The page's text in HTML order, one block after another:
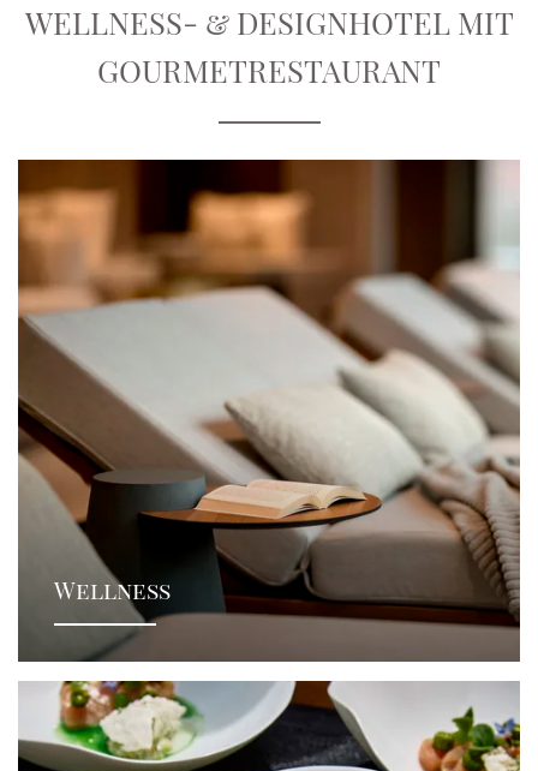
WELLNESS- & DESIGNHOTEL MIT
GOURMETRESTAURANT
Wellness